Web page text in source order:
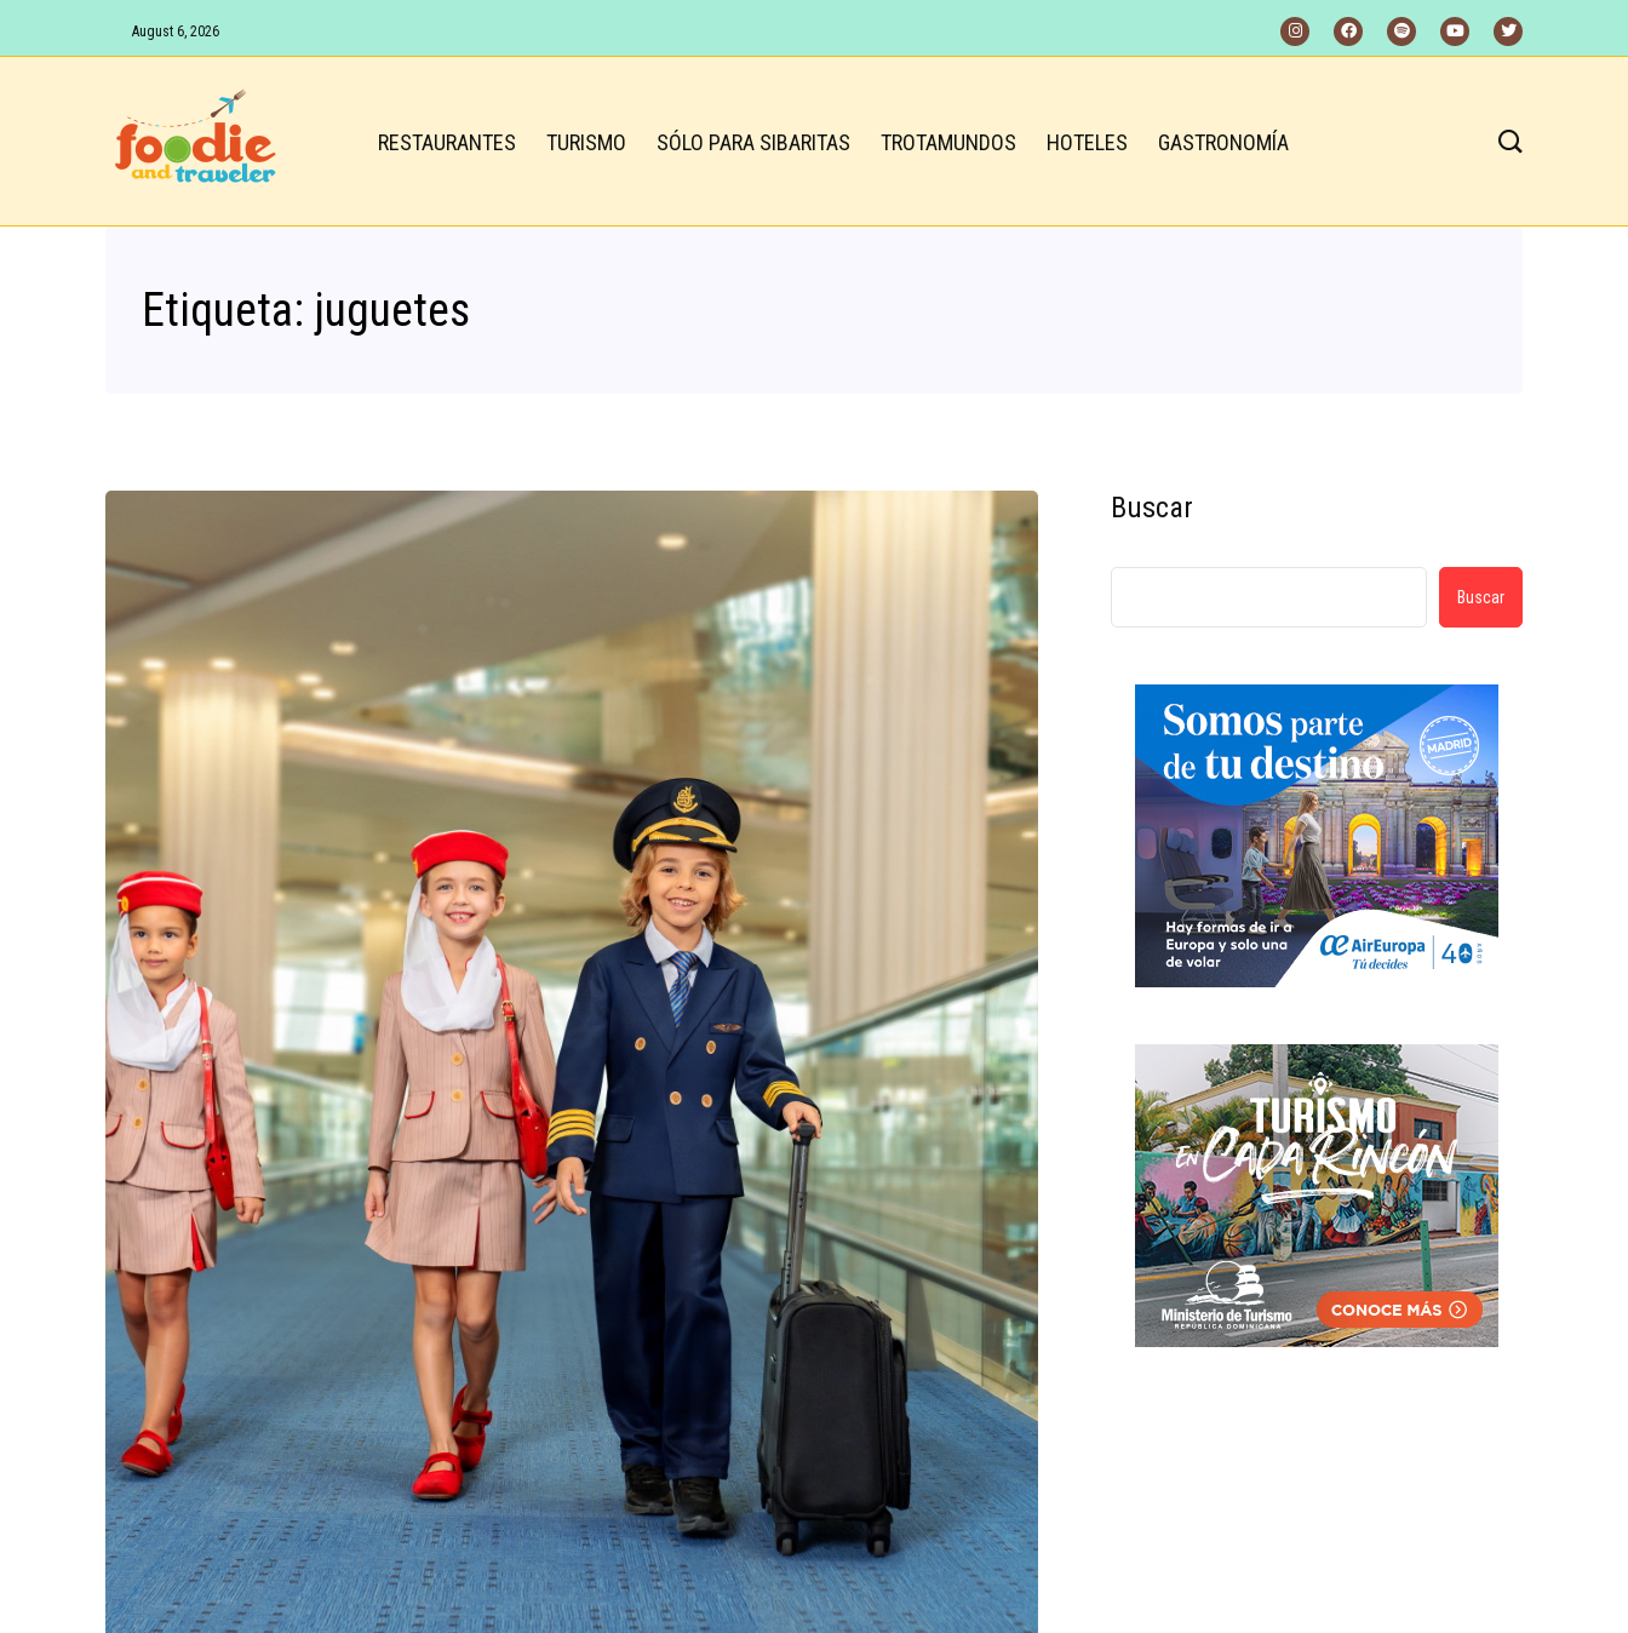
August 6, 2026
RESTAURANTES TURISMO SÓLO PARA SIBARITAS TROTAMUNDOS HOTELES GASTRONOMÍA
Etiqueta: juguetes
Buscar
Buscar